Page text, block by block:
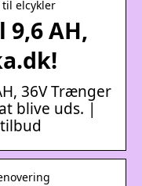
til elcykler
AH,
36V Trænger
blive uds. |